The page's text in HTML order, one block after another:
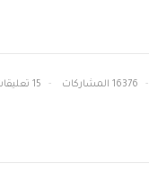
16376 المشاركات 15 تعليقات